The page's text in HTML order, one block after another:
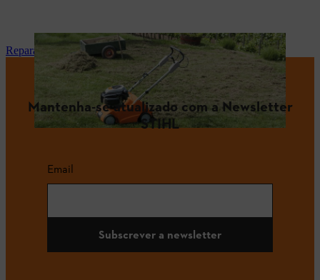
Reparação e manutenção
Mantenha-se atualizado com a Newsletter
STIHL
Email
Subscrever a newsletter